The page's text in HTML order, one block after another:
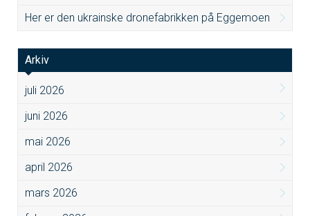
Her er den ukrainske dronefabrikken på Eggemoen
Arkiv
juli 2026
juni 2026
mai 2026
april 2026
mars 2026